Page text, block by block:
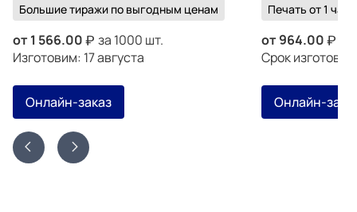
Большие тиражи по выгодным ценам
от 1 566.00
за 1000 шт.
Изготовим: 17 августа
Онлайн-заказ
Печать от 1 часа
от964.00
Срок
Онлайн-